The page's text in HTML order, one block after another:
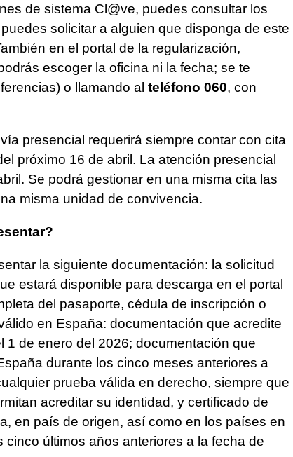
de sistema Cl@ve, puedes consultar los
solicitar a alguien que disponga de este
en el portal de la regularización,
escoger la oficina ni la fecha; se te
o llamando al teléfono 060, con
presencial requerirá siempre contar con cita
próximo 16 de abril. La atención presencial
Se podrá gestionar en una misma cita las
misma unidad de convivencia.
la siguiente documentación: la solicitud
estará disponible para descarga en el portal
del pasaporte, cédula de inscripción o
en España: documentación que acredite
1 de enero del 2026; documentación que
durante los cinco meses anteriores a
prueba válida en derecho, siempre que
acreditar su identidad, y certificado de
en país de origen, así como en los países en
cinco últimos años anteriores a la fecha de